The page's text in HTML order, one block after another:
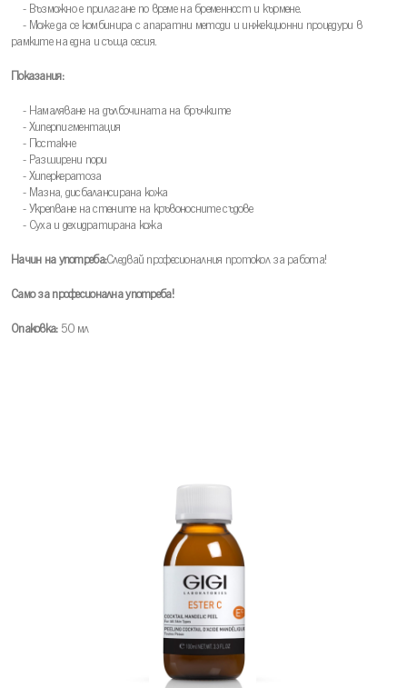
- Възможно е прилагане по време на бременност и кърмене.
- Може да се комбинира с апаратни методи и инжекционни процедури в
рамките на една и съща сесия.
Показания:
- Намаляване на дълбочината на бръчките
- Хиперпигментация
- Постакне
- Разширени пори
- Хиперкератоза
- Мазна, дисбалансирана кожа
- Укрепване на стените на кръвоносните съдове
- Суха и дехидратирана кожа
Начин на употреба:Следвай професионалния протокол за работа!
Само за професионална употреба!
Опаковка:50 мл